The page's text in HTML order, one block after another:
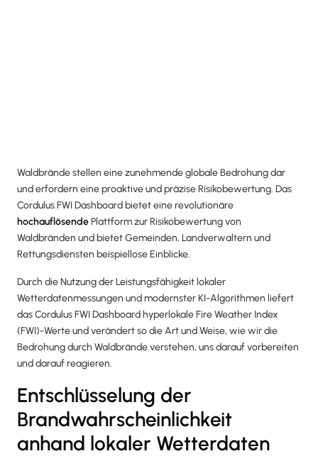
Waldbrände stellen eine zunehmende globale Bedrohung dar
und erfordern eine proaktive und präzise Risikobewertung. Das
Cordulus FWI Dashboard bietet eine revolutionäre
hochauflösendePlattform zur Risikobewertung von
Waldbränden und bietet Gemeinden, Landverwaltern und
Rettungsdiensten beispiellose Einblicke.
Durch die Nutzung der Leistungsfähigkeit lokaler
Wetterdatenmessungen und modernster KI-Algorithmen liefert
das Cordulus FWI Dashboard hyperlokale Fire Weather Index
(FWI)-Werte und verändert so die Art und Weise, wie wir die
Bedrohung durch Waldbrände verstehen, uns darauf vorbereiten
und darauf reagieren.
Entschlüsselung der
Brandwahrscheinlichkeit
anhand lokaler Wetterdaten